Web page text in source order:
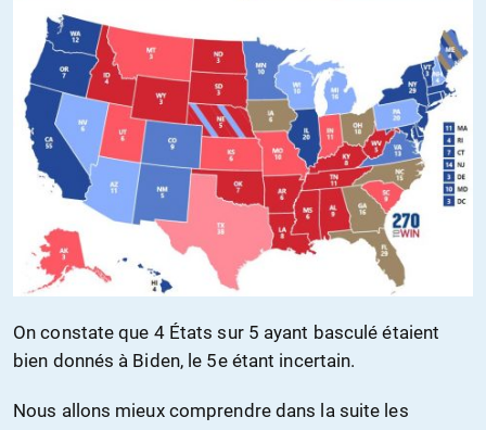
On constate que 4 États sur 5 ayant basculé étaient
bien donnés à Biden, le 5e étant incertain.
Nous allons mieux comprendre dans la suite les